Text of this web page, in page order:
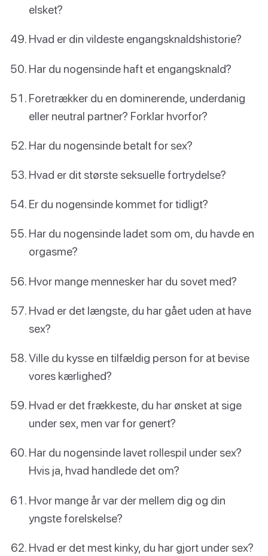
elsket?
Hvad er din vildeste engangsknaldshistorie?
Har du nogensinde haft et engangsknald?
Foretrækker du en dominerende, underdanig
eller neutral partner? Forklar hvorfor?
Har du nogensinde betalt for sex?
Hvad er dit største seksuelle fortrydelse?
Er du nogensinde kommet for tidligt?
Har du nogensinde ladet som om, du havde en
orgasme?
Hvor mange mennesker har du sovet med?
Hvad er det længste, du har gået uden at have
sex?
Ville du kysse en tilfældig person for at bevise
vores kærlighed?
Hvad er det frækkeste, du har ønsket at sige
under sex, men var for genert?
Har du nogensinde lavet rollespil under sex?
Hvis ja, hvad handlede det om?
Hvor mange år var der mellem dig og din
yngste forelskelse?
Hvad er det mest kinky, du har gjort under sex?